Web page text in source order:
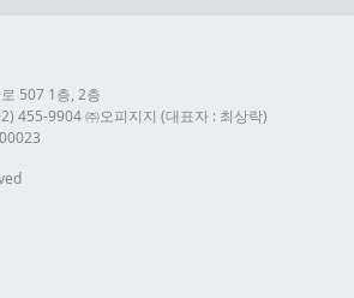
507 1층, 2층
455-9904 ㈜오피지지 (대표자 : 최상락)